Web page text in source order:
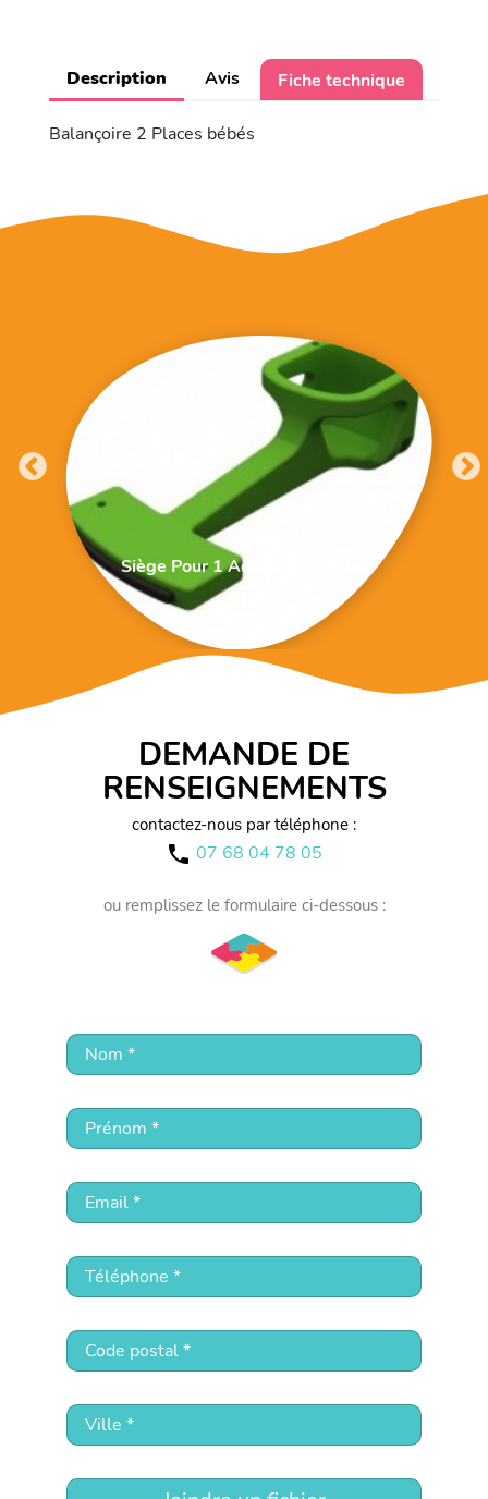
Description Avis Fiche technique
Balançoire 2 Places bébés
Siège Pour 1 Adulte Et 1 Bébé
DEMANDE DE
RENSEIGNEMENTS
contactez-nous par téléphone :
call 07 68 04 78 05
ou remplissez le formulaire ci-dessous :